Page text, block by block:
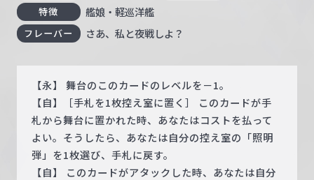
特徴
艦娘・軽巡洋艦
フレーバー さあ、私と夜戦しよ？
【永】 舞台のこのカードのレベルを－1。
【自】［手札を1枚控え室に置く］ このカードが手
札から舞台に置かれた時、あなたはコストを払って
よい。そうしたら、あなたは自分の控え室の「照明
弾」を1枚選び、手札に戻す。
【自】 このカードがアタックした時、あなたは自分